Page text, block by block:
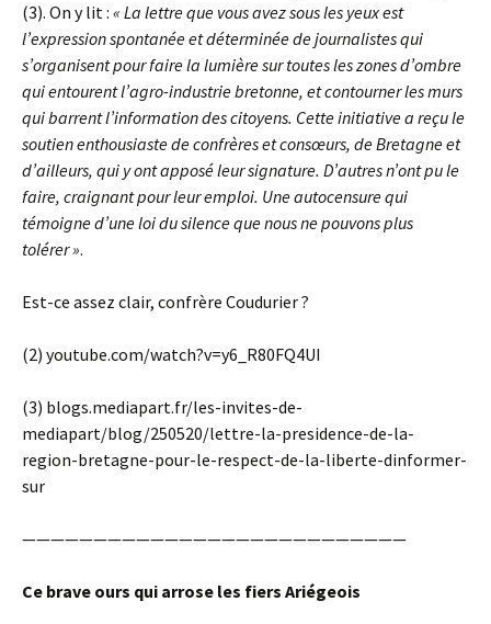
(3). On y lit : « La lettre que vous avez sous les yeux est
l’expression spontanée et déterminée de journalistes qui
s’organisent pour faire la lumière sur toutes les zones d’ombre
qui entourent l’agro-industrie bretonne, et contourner les murs
qui barrent l’information des citoyens. Cette initiative a reçu le
soutien enthousiaste de confrères et consœurs, de Bretagne et
d’ailleurs, qui y ont apposé leur signature. D’autres n’ont pu le
faire, craignant pour leur emploi. Une autocensure qui
témoigne d’une loi du silence que nous ne pouvons plus
tolérer ».
Est-ce assez clair, confrère Coudurier ?
(2) youtube.com/watch?v=y6_R80FQ4UI
(3) blogs.mediapart.fr/les-invites-de-
mediapart/blog/250520/lettre-la-presidence-de-la-
region-bretagne-pour-le-respect-de-la-liberte-dinformer-
sur
———————————————————————————
Ce brave ours qui arrose les fiers Ariégeois